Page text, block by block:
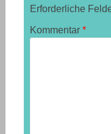
Erforderliche
Kommentar *